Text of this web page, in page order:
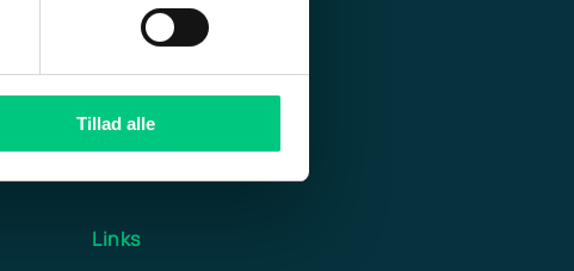
Tillad alle
Links